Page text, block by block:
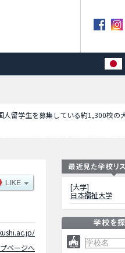
人留学生を募集している約1,300校の
ポーツ科学部や健康科学部や総合
ページへ
[大学]
日本福祉大学